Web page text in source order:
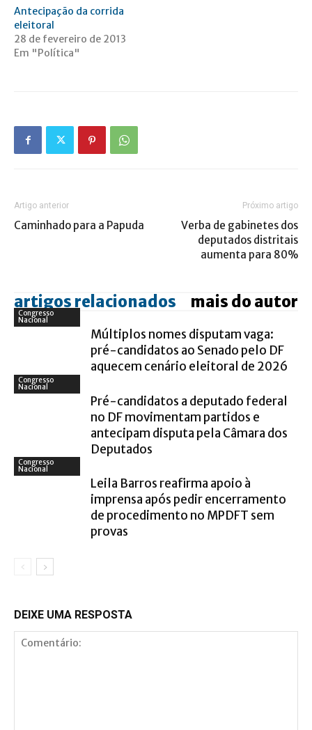
Antecipação da corrida
eleitoral
28 de fevereiro de 2013
Em "Política"
Artigo anterior
Caminhado para a Papuda
Próximo artigo
Verba de gabinetes dos
deputados distritais
aumenta para 80%
artigos relacionados mais do autor
Congresso
Nacional
Múltiplos nomes disputam vaga:
pré-candidatos ao Senado pelo DF
aquecem cenário eleitoral de 2026
Congresso
Nacional
Pré-candidatos a deputado federal
no DF movimentam partidos e
antecipam disputa pela Câmara dos
Deputados
Congresso
Nacional
Leila Barros reafirma apoio à
imprensa após pedir encerramento
de procedimento no MPDFT sem
provas
DEIXE UMA RESPOSTA